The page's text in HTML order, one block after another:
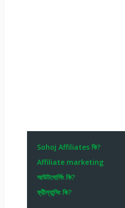
Sohoj Affiliates কি?
Affiliate marketing
আউটসোর্সিং কি?
ফ্রীল্যান্সিং কি?